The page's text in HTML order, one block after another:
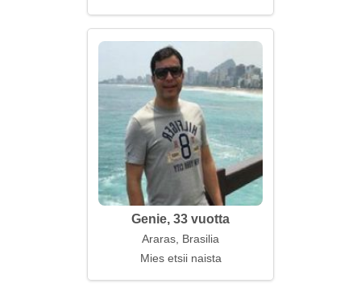
Genie, 33 vuotta
Araras, Brasilia
Mies etsii naista